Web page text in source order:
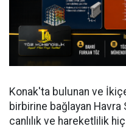
Konak'ta bulunan ve
birbirine bağlayan Havra
canlılık ve hareketlilik